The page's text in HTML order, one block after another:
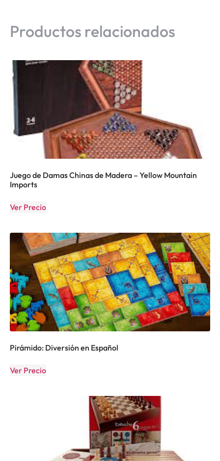
Productos relacionados
Juego de Damas Chinas de Madera – Yellow Mountain
Imports
Ver Precio
Pirámido: Diversión en Español
Ver Precio